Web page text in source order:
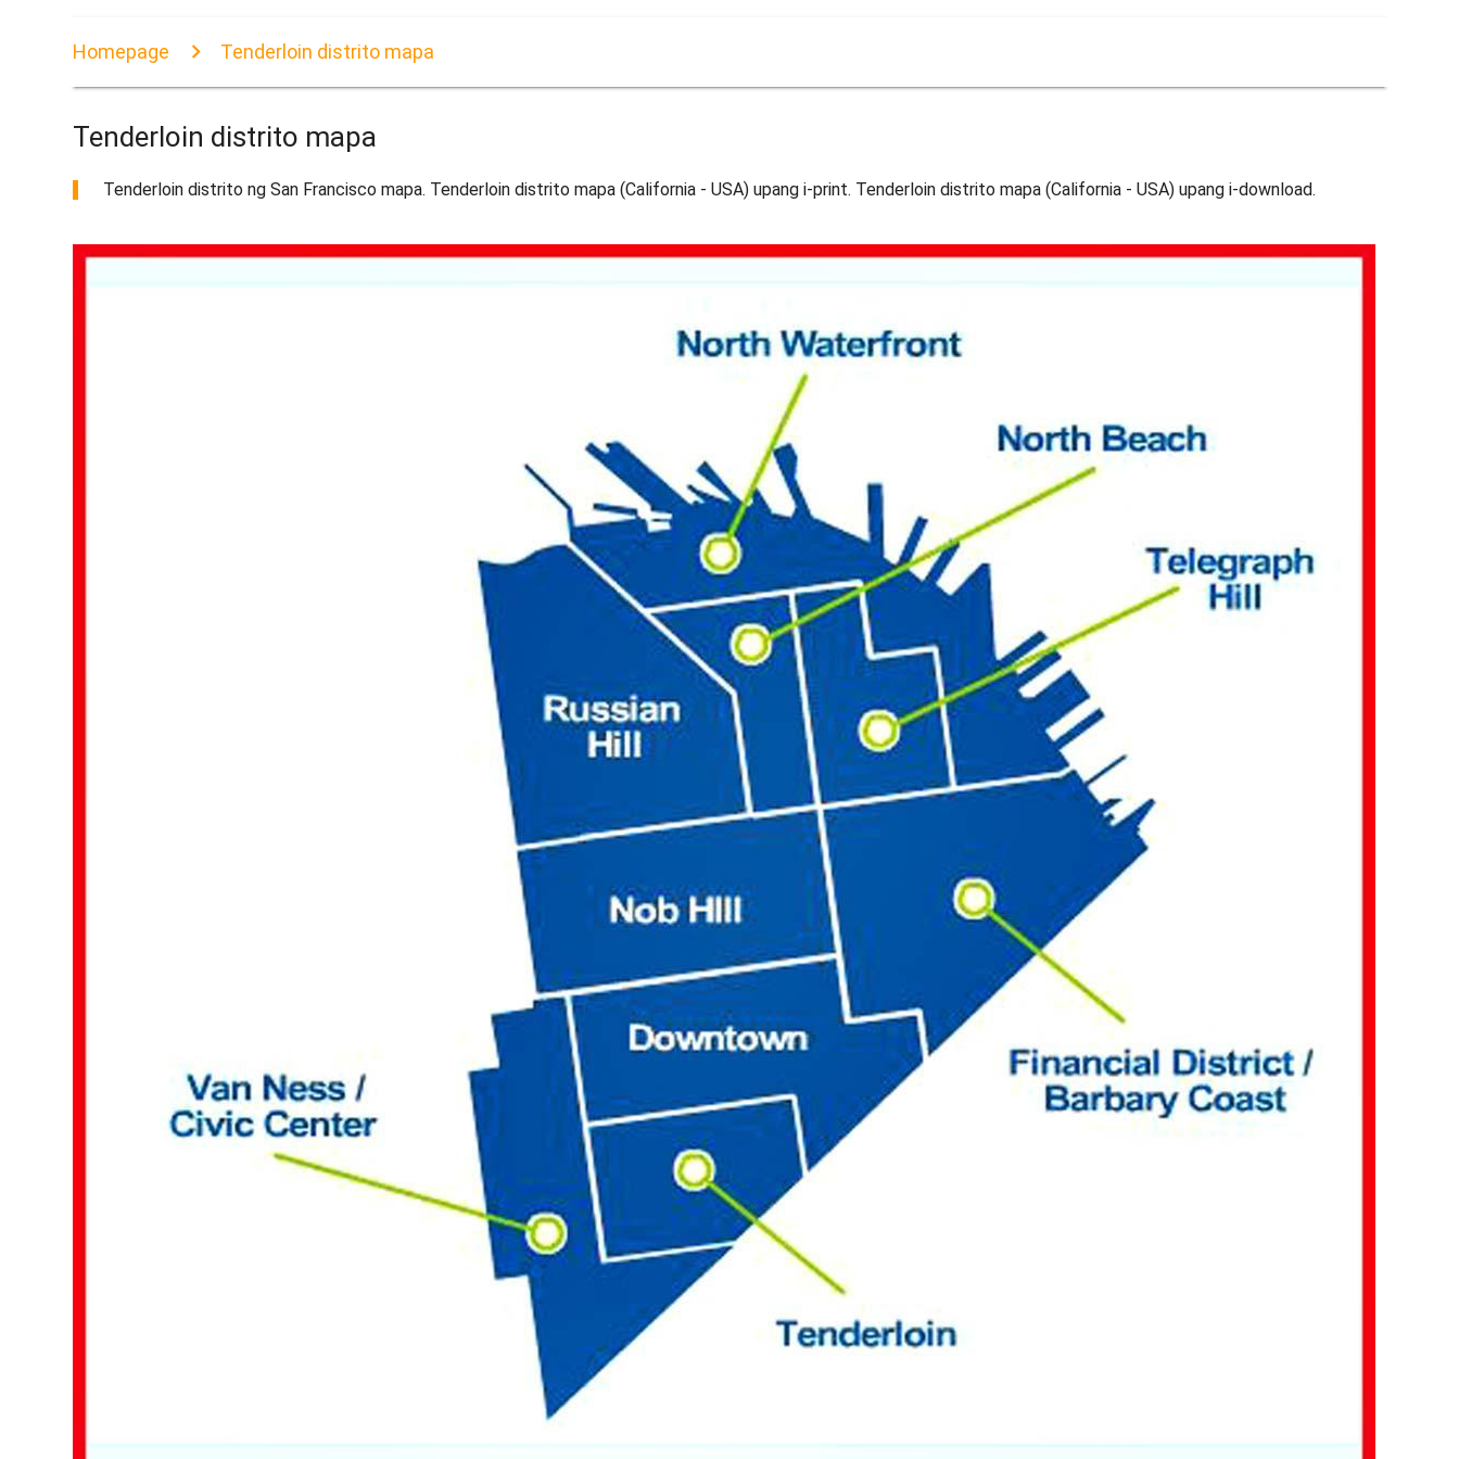
Homepage Tenderloin distrito mapa
Tenderloin distrito mapa
Tenderloin distrito ng San Francisco mapa. Tenderloin distrito mapa (California - USA) upang i-print. Tenderloin distrito mapa (California - USA) upang i-download.